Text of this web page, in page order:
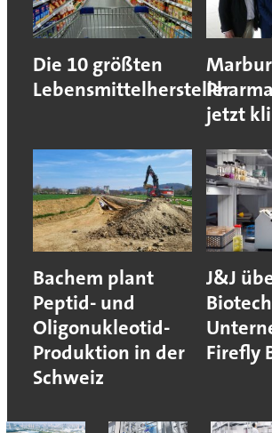
Die 10 größten
Lebensmittelhersteller
jetzt
Bachem plant
Peptid- und
Oligonukleotid-
Produktion in der
Schweiz
J&J
Firefly